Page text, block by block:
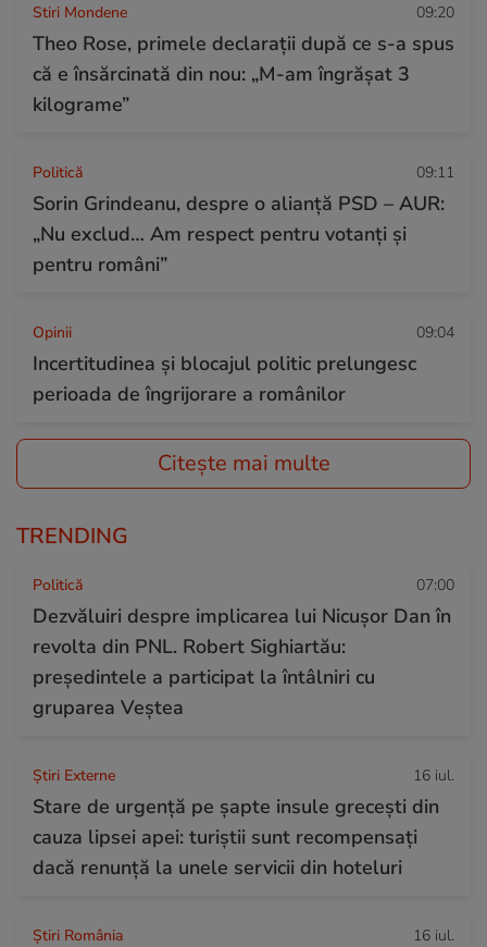
Stiri Mondene 09:20
Theo Rose, primele declarații după ce s-a spus
că e însărcinată din nou: „M-am îngrășat 3
kilograme”
Politică 09:11
Sorin Grindeanu, despre o alianță PSD – AUR:
„Nu exclud… Am respect pentru votanți și
pentru români”
Opinii 09:04
Incertitudinea și blocajul politic prelungesc
perioada de îngrijorare a românilor
Citește mai multe
TRENDING
Politică 07:00
Dezvăluiri despre implicarea lui Nicușor Dan în
revolta din PNL. Robert Sighiartău:
președintele a participat la întâlniri cu
gruparea Veștea
Știri Externe 16 iul.
Stare de urgență pe șapte insule grecești din
cauza lipsei apei: turiștii sunt recompensați
dacă renunță la unele servicii din hoteluri
Știri România 16 iul.